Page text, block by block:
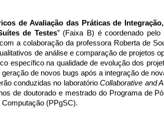
de Avaliação das Práticas de
de Testes” (Faixa B) é coordenado
a colaboração da professora Roberta de
de análise e comparação de projetos
específico na qualidade de evolução dos
de novos bugs após a integração de
conduzidas no laboratório Collaborative and
de doutorado e mestrado do Programa de
(PPgSC).